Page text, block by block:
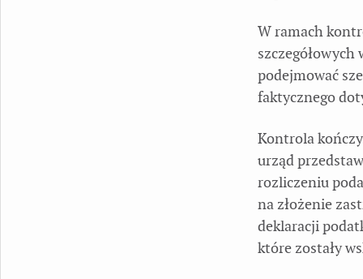
W ramach
podejmować
faktycznego
Kontrola
urząd
rozliczeniu
na złożenie
deklaracji
które zostały